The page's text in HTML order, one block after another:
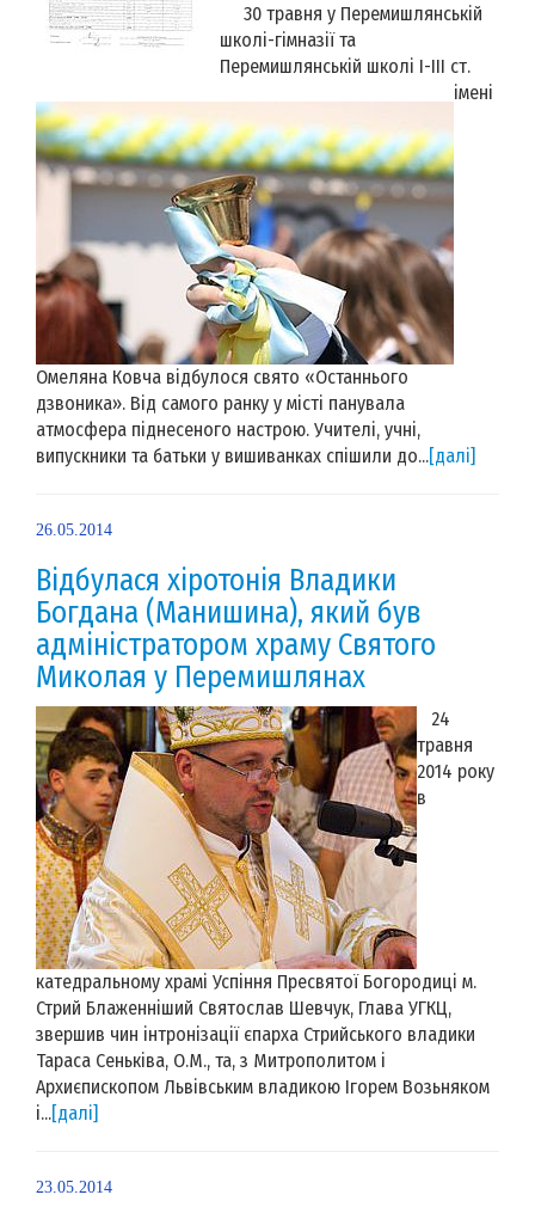
30 травня у Перемишлянській
школі-гімназії та
Перемишлянській школі І-ІІІ ст.
імені
Омеляна Ковча відбулося свято «Останнього
дзвоника». Від самого ранку у місті панувала
атмосфера піднесеного настрою. Учителі, учні,
випускники та батьки у вишиванках спішили до...[далі]
26.05.2014
Відбулася хіротонія Владики
Богдана (Манишина), який був
адміністратором храму Святого
Миколая у Перемишлянах
24
травня
2014 року
в
катедральному храмі Успіння Пресвятої Богородиці м.
Стрий Блаженніший Святослав Шевчук, Глава УГКЦ,
звершив чин інтронізації єпарха Стрийського владики
Тараса Сеньківа, О.М., та, з Митрополитом і
Архиєпископом Львівським владикою Ігорем Возьняком
і...[далі]
23.05.2014